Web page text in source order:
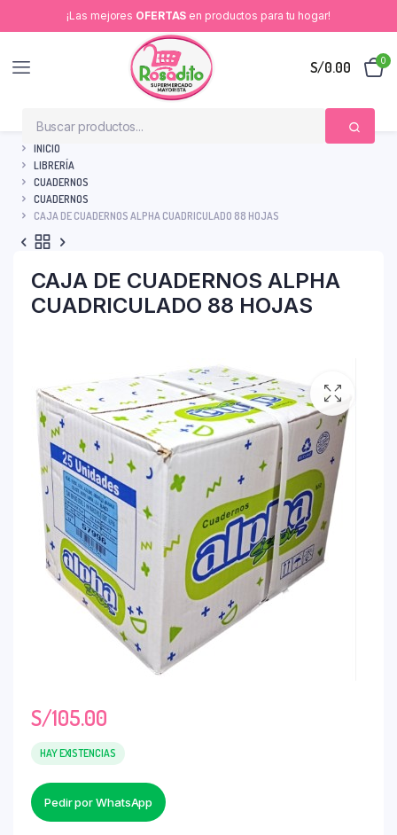
¡Las mejores OFERTAS en productos para tu hogar!
S/0.00 0
INICIO
LIBRERÍA
CUADERNOS
CUADERNOS
CAJA DE CUADERNOS ALPHA CUADRICULADO 88 HOJAS
CAJA DE CUADERNOS ALPHA
CUADRICULADO 88 HOJAS
S/105.00
HAY EXISTENCIAS
Pedir por WhatsApp